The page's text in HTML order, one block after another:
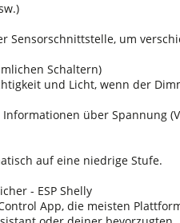
Sensorschnittstelle, um
Schaltern)
und Licht, wenn der
über Spannung
auf eine niedrige Stufe.
- ESP Shelly
App, die meisten